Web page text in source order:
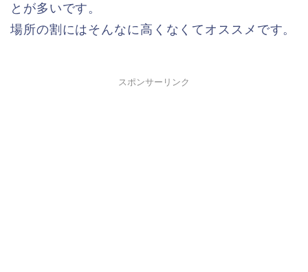
とが多いです。
場所の割にはそんなに高くなくてオススメです。
スポンサーリンク